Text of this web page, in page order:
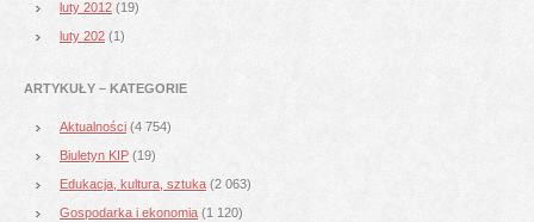
luty 2012 (19)
luty 202 (1)
ARTYKUŁY – KATEGORIE
Aktualności (4 754)
Biuletyn KIP (19)
Edukacja, kultura, sztuka (2 063)
Gospodarka i ekonomia (1 120)